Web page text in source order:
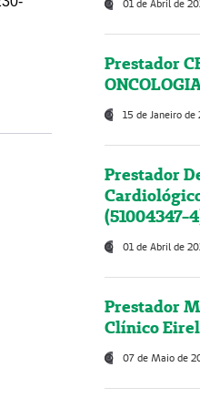
01 de Abril de
Prestador
15 de Janeiro de
Prestador
(51004347-
01 de Abril de
Prestador
Clínico
07 de Maio de